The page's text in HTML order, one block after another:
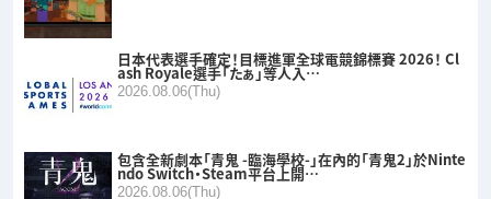
日本代表選手確定！目標進軍全球電競錦標賽 2026！ Cl
ash Royale選手「たぁ」等人入…
2026.08.06(Thu)
包含全新劇本「青鬼 -臨海學校-」在內的「青鬼2」於Ninte
ndo Switch・Steam平台上開…
2026.08.06(Thu)